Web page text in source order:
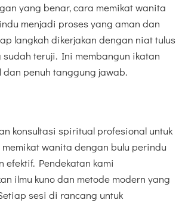
yang benar, cara memikat wanita
menjadi proses yang aman dan
langkah dikerjakan dengan niat tulus
sudah teruji. Ini membangun ikatan
penuh tanggung jawab.
konsultasi spiritual profesional untuk
wanita dengan bulu perindu
efektif. Pendekatan kami
ilmu kuno dan metode modern yang
sesi di rancang untuk